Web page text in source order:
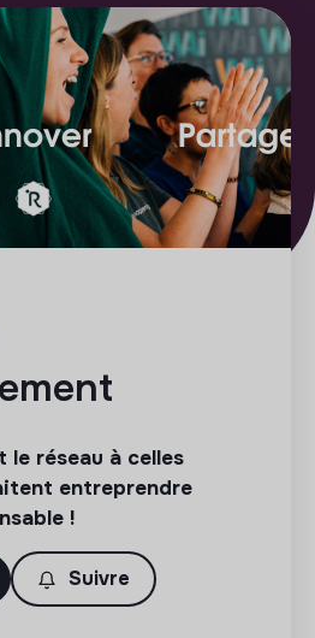
réseau à celles
entreprendre
!
Suivre